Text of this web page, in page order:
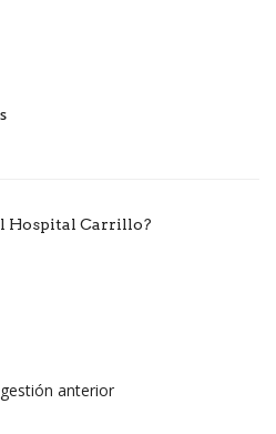
Hospital Carrillo?
anterior